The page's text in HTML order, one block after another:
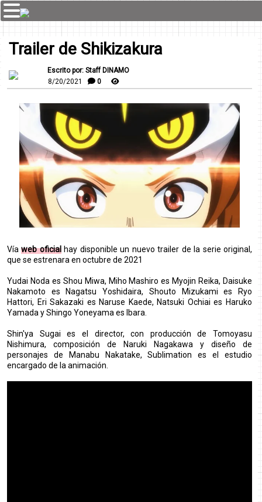
Trailer de Shikizakura
Escrito por: Staff DINAMO
8/20/2021
0
Víaweb oficial hay disponible un nuevo trailer de la serie original,
que se estrenara en octubre de 2021
Yudai Noda es Shou Miwa, Miho Mashiro es Myojin Reika, Daisuke
Nakamoto es Nagatsu Yoshidaira, Shouto Mizukami es Ryo
Hattori, Eri Sakazaki es Naruse Kaede, Natsuki Ochiai es Haruko
Yamada y Shingo Yoneyama es Ibara.
Shin'ya Sugai es el director, con producción de Tomoyasu
Nishimura, composición de Naruki Nagakawa y diseño de
personajes de Manabu Nakatake, Sublimation es el estudio
encargado de la animación.